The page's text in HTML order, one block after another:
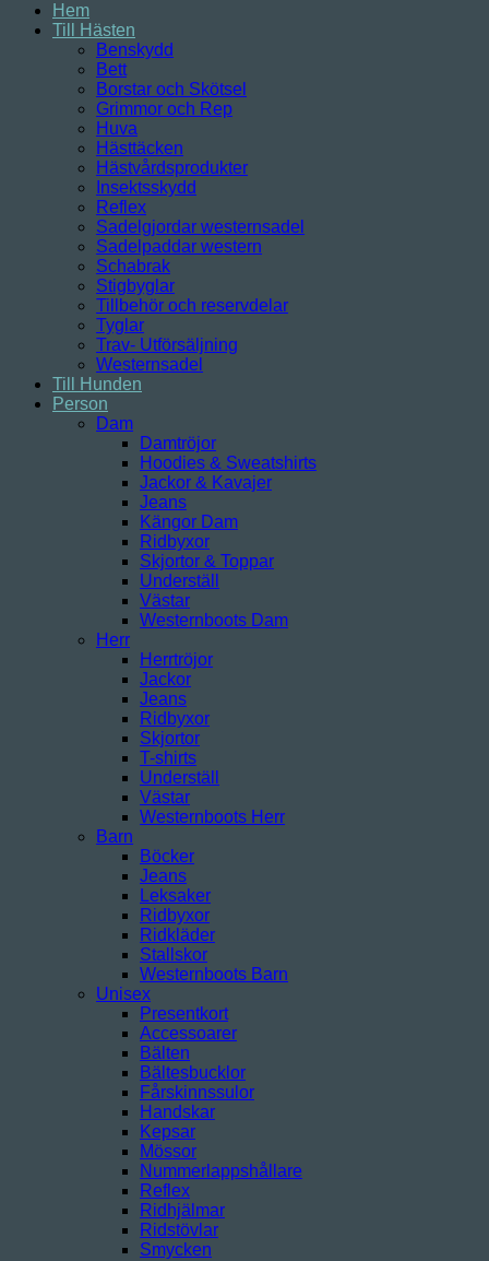
Hem
Till Hästen
Benskydd
Bett
Borstar och Skötsel
Grimmor och Rep
Huva
Hästtäcken
Hästvårdsprodukter
Insektsskydd
Reflex
Sadelgjordar westernsadel
Sadelpaddar western
Schabrak
Stigbyglar
Tillbehör och reservdelar
Tyglar
Trav- Utförsäljning
Westernsadel
Till Hunden
Person
Dam
Damtröjor
Hoodies & Sweatshirts
Jackor & Kavajer
Jeans
Kängor Dam
Ridbyxor
Skjortor & Toppar
Underställ
Västar
Westernboots Dam
Herr
Herrtröjor
Jackor
Jeans
Ridbyxor
Skjortor
T-shirts
Underställ
Västar
Westernboots Herr
Barn
Böcker
Jeans
Leksaker
Ridbyxor
Ridkläder
Stallskor
Westernboots Barn
Unisex
Presentkort
Accessoarer
Bälten
Bältesbucklor
Fårskinnssulor
Handskar
Kepsar
Mössor
Nummerlappshållare
Reflex
Ridhjälmar
Ridstövlar
Smycken